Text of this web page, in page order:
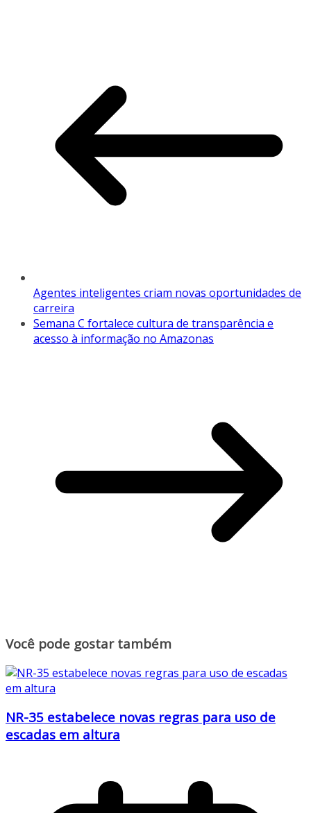
Agentes inteligentes criam novas oportunidades de
carreira
Semana C fortalece cultura de transparência e
acesso à informação no Amazonas
Você pode gostar também
NR-35 estabelece novas regras para uso de
escadas em altura